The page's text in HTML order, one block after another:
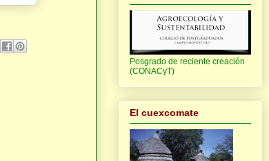
Posgrado de reciente creación
(CONACyT)
El cuexcomate